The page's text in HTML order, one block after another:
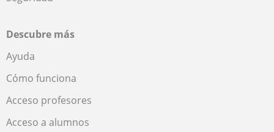
Descubre más
Ayuda
Cómo funciona
Acceso profesores
Acceso a alumnos